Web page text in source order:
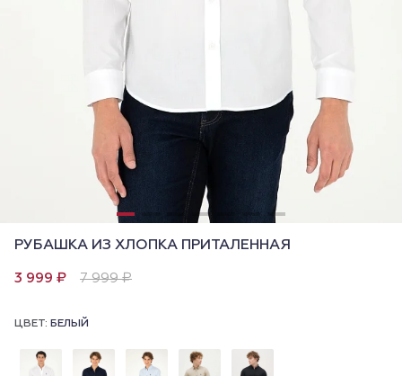
РУБАШКА ИЗ ХЛОПКА ПРИТАЛЕННАЯ
3 999 ₽ 7 999 ₽
ЦВЕТ: БЕЛЫЙ